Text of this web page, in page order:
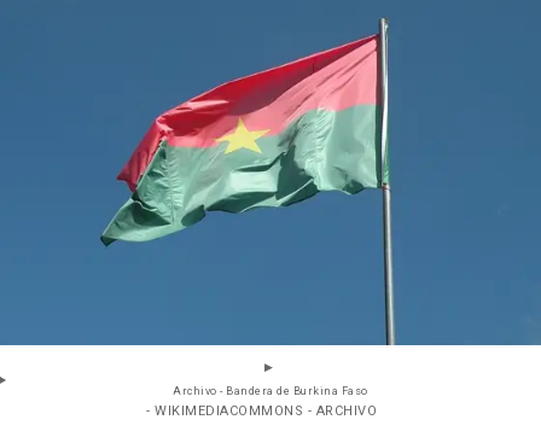
Archivo - Bandera de Burkina Faso
- WIKIMEDIACOMMONS - ARCHIVO